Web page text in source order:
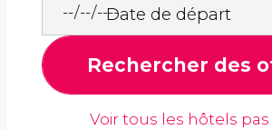
Date de départ
Rechercher des
Voir tous les hôtels